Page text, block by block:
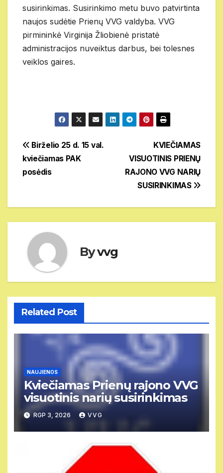
susirinkimas. Susirinkimo metu buvo patvirtinta
naujos sudėtie Prienų VVG valdyba. VVG
pirmininkė Virginija Žliobienė pristatė
administracijos nuveiktus darbus, bei tolesnes
veiklos gaires.
Navigacija
tarp
KVIEČIAMAS
VISUOTINIS PRIENŲ
RAJONO VVG NARIŲ
SUSIRINKIMAS
Birželio 25 d. 15 val.
kviečiamas PAK
posėdis
Byvvg
Related Post
NAUJIENOS
Kviečiamas Prienų rajono VVG
visuotinis narių susirinkimas
RGP 3, 2026 VVG